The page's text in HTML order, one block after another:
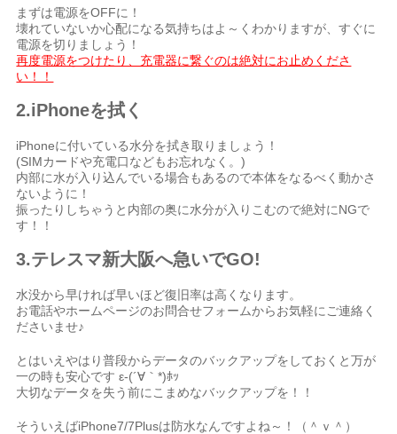
まずは電源をOFFに！
壊れていないか心配になる気持ちはよ～くわかりますが、すぐに
電源を切りましょう！
再度電源をつけたり、充電器に繋ぐのは絶対にお止めくださ
い！！
2.iPhoneを拭く
iPhoneに付いている水分を拭き取りましょう！
(SIMカードや充電口などもお忘れなく。)
内部に水が入り込んでいる場合もあるので本体をなるべく動かさ
ないように！
振ったりしちゃうと内部の奥に水分が入りこむので絶対にNGで
す！！
3.テレスマ新大阪へ急いでGO!
水没から早ければ早いほど復旧率は高くなります。
お電話やホームページのお問合せフォームからお気軽にご連絡く
ださいませ♪
とはいえやはり普段からデータのバックアップをしておくと万が
一の時も安心です ε-(´∀｀*)ﾎｯ
大切なデータを失う前にこまめなバックアップを！！
そういえばiPhone7/7Plusは防水なんですよね～！（＾ｖ＾）